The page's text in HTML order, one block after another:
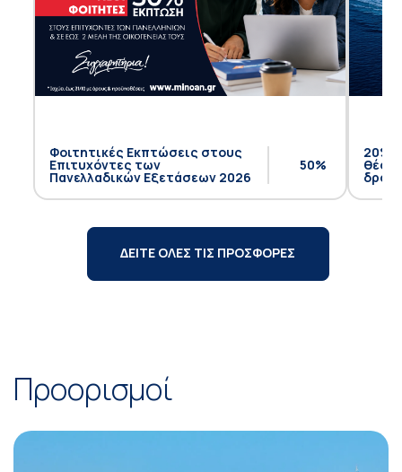
Φοιτητικές Εκπτώσεις στους
Επιτυχόντες των
Πανελλαδικών Εξετάσεων 2026
50%
20%
θέση
ΔΕΙΤΕ ΟΛΕΣ ΤΙΣ ΠΡΟΣΦΟΡΕΣ
Προορισμοί